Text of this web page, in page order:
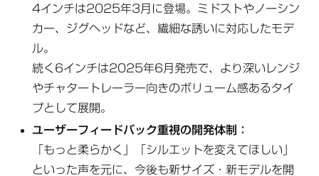
4インチは2025年3月に登場。ミドストやノーシン
カー、ジグヘッドなど、繊細な誘いに対応したモデ
ル。
続く6インチは2025年6月発売で、より深いレンジ
やチャタートレーラー向きのボリューム感あるタイ
プとして展開。
ユーザーフィードバック重視の開発体制：
「もっと柔らかく」「シルエットを変えてほしい」
といった声を元に、今後も新サイズ・新モデルを開